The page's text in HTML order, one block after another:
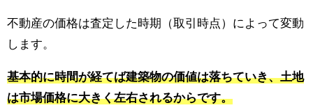
不動産の価格は査定した時期（取引時点）によって変動
します。
基本的に時間が経てば建築物の価値は落ちていき、土地
は市場価格に大きく左右されるからです。